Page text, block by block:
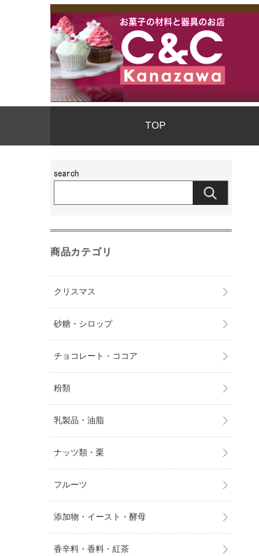
TOP
商品カテゴリ
クリスマス
砂糖・シロップ
チョコレート・ココア
粉類
乳製品・油脂
ナッツ類・栗
フルーツ
添加物・イースト・酵母
香辛料・香料・紅茶